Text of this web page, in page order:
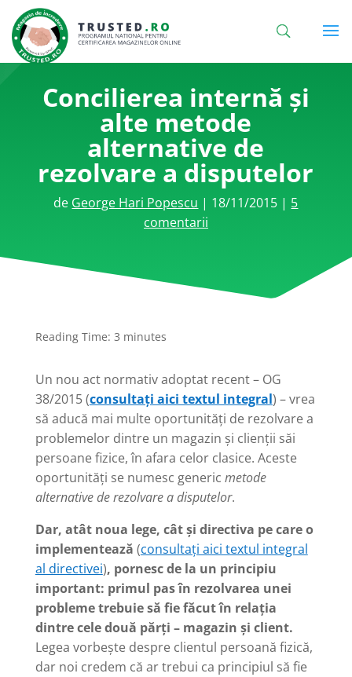
Concilierea internă și
alte metode
alternative de
rezolvare a disputelor
de George Hari Popescu | 18/11/2015 | 5
comentarii
Reading Time: 3 minutes
Un nou act normativ adoptat recent – OG
38/2015 (consultați aici textul integral) – vrea
să aducă mai multe oportunități de rezolvare a
problemelor dintre un magazin și clienții săi
persoane fizice, în afara celor clasice. Aceste
oportunități se numesc generic metode
alternative de rezolvare a disputelor.
Dar, atât noua lege, cât și directiva pe care o
implementează (consultați aici textul integral
al directivei), pornesc de la un principiu
important: primul pas în rezolvarea unei
probleme trebuie să fie făcut în relația
dintre cele două părți – magazin și client.
Legea vorbește despre clientul persoană fizică,
dar noi credem că ar trebui ca principiul să fie